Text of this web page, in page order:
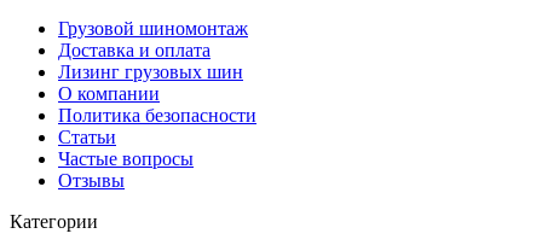
Грузовой шиномонтаж
Доставка и оплата
Лизинг грузовых шин
О компании
Политика безопасности
Статьи
Частые вопросы
Отзывы
Категории